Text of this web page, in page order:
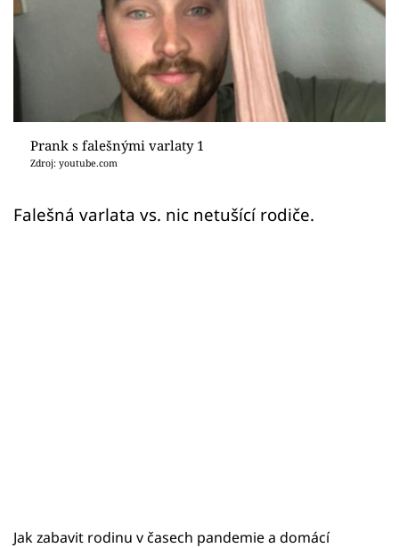
Videa
Sledujte prima+
Přihlášení
Prank s falešnými varlaty 1
Zdroj: youtube.com
Falešná varlata vs. nic netušící rodiče.
Jak zabavit rodinu v časech pandemie a domácí